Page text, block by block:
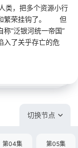
，把多个资源小行
和繁荣挂钩了。 但
“泛银河统一帝国”
入了关乎存亡的危
切换节点
第04集 第05集